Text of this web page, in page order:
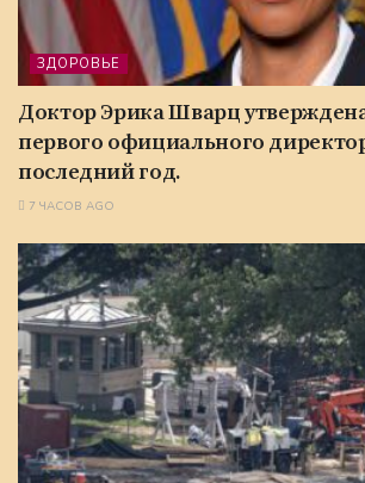
ЗДОРОВЬЕ
Доктор Эрика Шварц
первого официального
последний год.
7 ЧАСОВ AGO